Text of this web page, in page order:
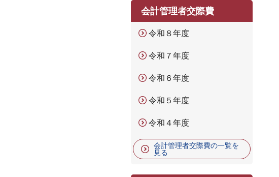
会計管理者交際費
令和８年度
令和７年度
令和６年度
令和５年度
令和４年度
会計管理者交際費の一覧を
見る